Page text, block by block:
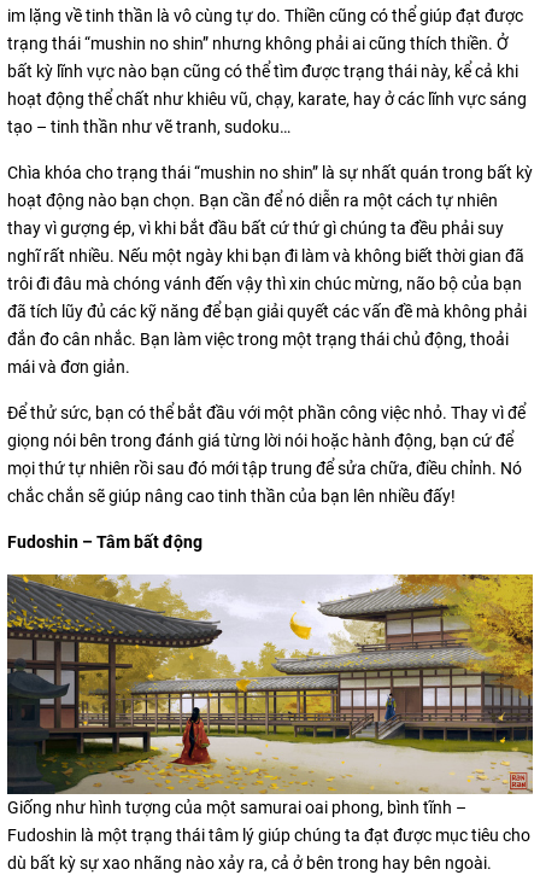
im lặng về tinh thần là vô cùng tự do. Thiền cũng có thể giúp đạt được
trạng thái “mushin no shin” nhưng không phải ai cũng thích thiền. Ở
bất kỳ lĩnh vực nào bạn cũng có thể tìm được trạng thái này, kể cả khi
hoạt động thể chất như khiêu vũ, chạy, karate, hay ở các lĩnh vực sáng
tạo – tinh thần như vẽ tranh, sudoku…
Chìa khóa cho trạng thái “mushin no shin” là sự nhất quán trong bất kỳ
hoạt động nào bạn chọn. Bạn cần để nó diễn ra một cách tự nhiên
thay vì gượng ép, vì khi bắt đầu bất cứ thứ gì chúng ta đều phải suy
nghĩ rất nhiều. Nếu một ngày khi bạn đi làm và không biết thời gian đã
trôi đi đâu mà chóng vánh đến vậy thì xin chúc mừng, não bộ của bạn
đã tích lũy đủ các kỹ năng để bạn giải quyết các vấn đề mà không phải
đắn đo cân nhắc. Bạn làm việc trong một trạng thái chủ động, thoải
mái và đơn giản.
Để thử sức, bạn có thể bắt đầu với một phần công việc nhỏ. Thay vì để
giọng nói bên trong đánh giá từng lời nói hoặc hành động, bạn cứ để
mọi thứ tự nhiên rồi sau đó mới tập trung để sửa chữa, điều chỉnh. Nó
chắc chắn sẽ giúp nâng cao tinh thần của bạn lên nhiều đấy!
Fudoshin – Tâm bất động
Giống như hình tượng của một samurai oai phong, bình tĩnh –
Fudoshin là một trạng thái tâm lý giúp chúng ta đạt được mục tiêu cho
dù bất kỳ sự xao nhãng nào xảy ra, cả ở bên trong hay bên ngoài.